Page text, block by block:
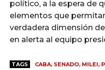
político, a la espera de
elementos que
verdadera dimensión
en alerta al equipo
TAGS CABA, SENADO, MILEI,